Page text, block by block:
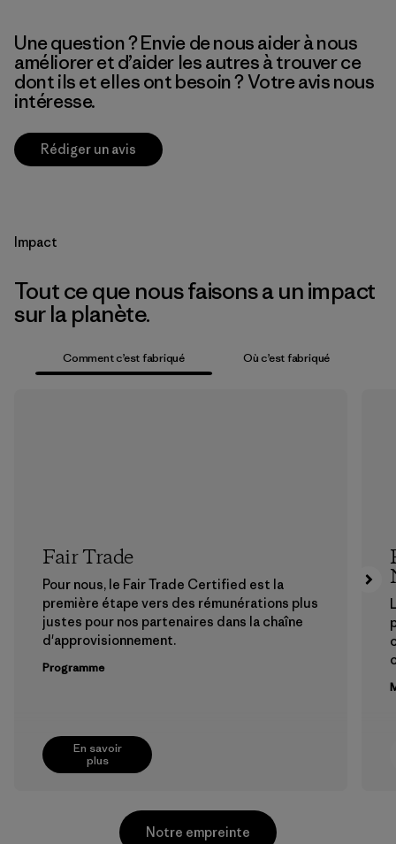
Une question ? Envie de nous aider à nous
améliorer et d’aider les autres à trouver ce
dont ils et elles ont besoin ? Votre avis nous
intéresse.
Rédiger un avis
Impact
Tout ce que nous faisons a un impact
sur la planète.
Comment c’est fabriqué Où c’est fabriqué
En savoir
plus
Fair Trade
Pour nous, le Fair Trade Certified est la
première étape vers des rémunérations plus
justes pour nos partenaires dans la chaîne
d'approvisionnement.
Programme
Notre empreinte